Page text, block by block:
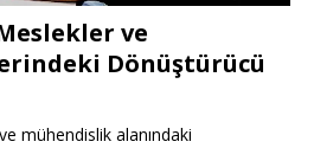
ve
Dönüştürücü
mühendislik alanındaki